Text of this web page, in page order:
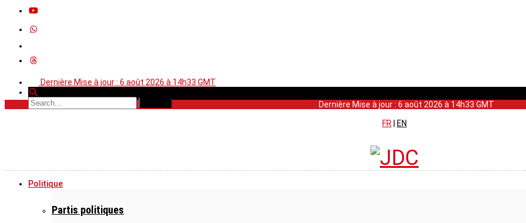
Dernière Mise à jour : 6 août 2026 à 14h33 GMT
Dernière Mise à jour : 6 août 2026 à 14h33 GMT
FR
EN
Politique
Partis politiques